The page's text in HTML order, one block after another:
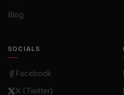
Blog
SOCIALS
Facebook
X (Twitter)